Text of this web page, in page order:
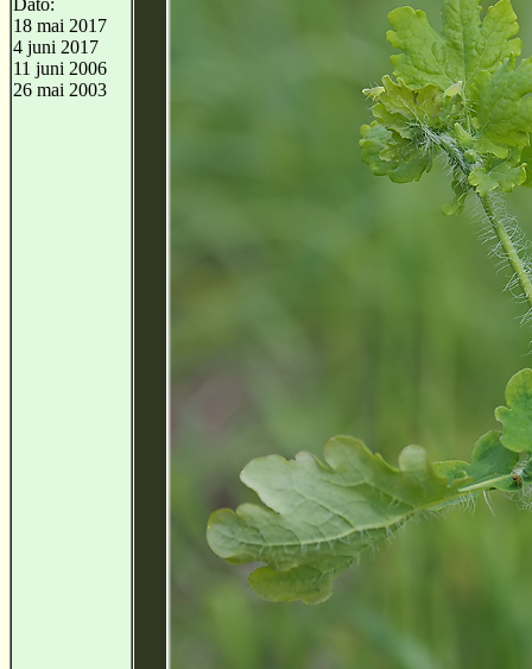
Dato:
18 mai 2017
4 juni 2017
11 juni 2006
26 mai 2003